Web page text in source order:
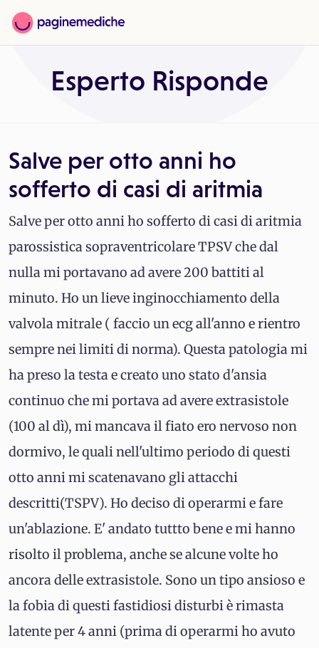
Esperto Risponde
Salve per otto anni ho
sofferto di casi di aritmia
Salve per otto anni ho sofferto di casi di aritmia
parossistica sopraventricolare TPSV che dal
nulla mi portavano ad avere 200 battiti al
minuto. Ho un lieve inginocchiamento della
valvola mitrale ( faccio un ecg all'anno e rientro
sempre nei limiti di norma). Questa patologia mi
ha preso la testa e creato uno stato d'ansia
continuo che mi portava ad avere extrasistole
(100 al dì), mi mancava il fiato ero nervoso non
dormivo, le quali nell'ultimo periodo di questi
otto anni mi scatenavano gli attacchi
descritti(TSPV). Ho deciso di operarmi e fare
un'ablazione. E' andato tuttto bene e mi hanno
risolto il problema, anche se alcune volte ho
ancora delle extrasistole. Sono un tipo ansioso e
la fobia di questi fastidiosi disturbi è rimasta
latente per 4 anni (prima di operarmi ho avuto